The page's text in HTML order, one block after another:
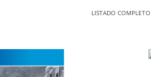
LISTADO COMPLETO